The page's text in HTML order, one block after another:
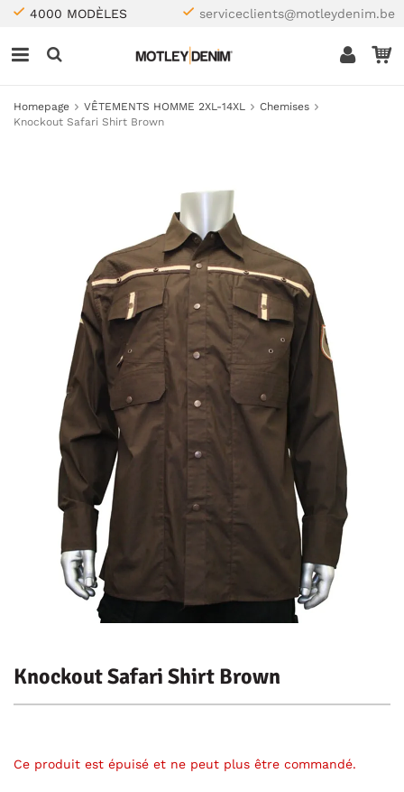
4000 MODÈLES serviceclients@motleydenim.be
Homepage VÊTEMENTS HOMME 2XL-14XL
Chemises
Knockout Safari Shirt Brown
Knockout Safari Shirt Brown
Ce produit est épuisé et ne peut plus être commandé.